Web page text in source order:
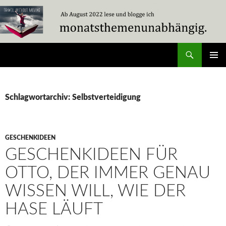
Zum
Inhalt
springen
Schlagwortarchiv: Selbstverteidigung
GESCHENKIDEEN
GESCHENKIDEEN FÜR
OTTO, DER IMMER GENAU
WISSEN WILL, WIE DER
HASE LÄUFT